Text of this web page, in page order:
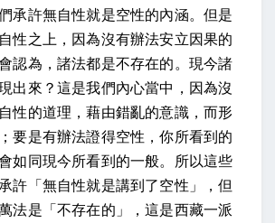
承許無自性就是空性的內涵。但是
性之上，因為沒有辦法安立因果的
認為，諸法都是不存在的。現今諸
出來？這是我們內心當中，因為沒
性的道理，藉由錯亂的意識，而形
要是有辦法證得空性，你所看到的
如同現今所看到的一般。所以這些
許「無自性就是講到了空性」，但
法是「不存在的」，這是西藏一派